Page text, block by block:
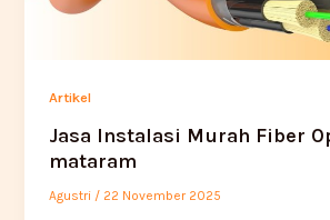
Artikel
Jasa Instalasi Murah Fiber
mataram
Agustri / 22 November 2025